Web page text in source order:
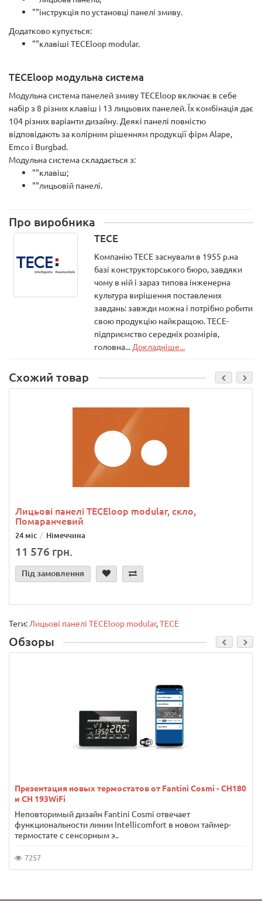
""інструкція по установці панелі змиву.
Додатково купується:
""клавіші TECEloop modular.
TECEloop модульна система
Модульна система панелей змиву TECEloop включає в себе
набір з 8 різних клавіш і 13 лицьових панелей. Їх комбінація дає
104 різних варіанти дизайну. Деякі панелі повністю
відповідають за колірним рішенням продукції фірм Alape,
Emco і Burgbad.
Модульна система складається з:
""клавіш;
""лицьовій панелі.
Про виробника
TECE
Компанію ТЕСЕ заснували в 1955 р.на
базі конструкторського бюро, завдяки
чому в ній і зараз типова інженерна
культура вирішення поставлених
завдань: завжди можна і потрібно робити
свою продукцію найкращою. ТЕСЕ-
підприємство середніх розмірів,
головна... Докладніше...
Схожий товар
Лицьові панелі TECEloop modular, скло,
Помаранчевий
24 міс Німеччина
11 576 грн.
Під замовлення
Теги: Лицьові панелі TECEloop modular,TECE
Обзоры
Презентация новых термостатов от Fantini Cosmi - CH180
и CH 193WiFi
Неповторимый дизайн Fantini Cosmi отвечает
функциональности линии Intellicomfort в новом таймер-
термостате с сенсорным э..
7257